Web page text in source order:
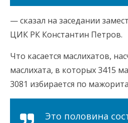
— сказал на заседании
ЦИК РК Константин Петров.
Что касается маслихатов,
маслихата, в которых 3415
3081 избирается по
Это половина